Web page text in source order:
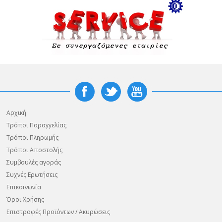
Αρχική
Τρόποι Παραγγελίας
Τρόποι Πληρωμής
Τρόποι Αποστολής
Συμβουλές αγοράς
Συχνές Ερωτήσεις
Επικοινωνία
Όροι Χρήσης
Επιστροφές Προϊόντων / Ακυρώσεις